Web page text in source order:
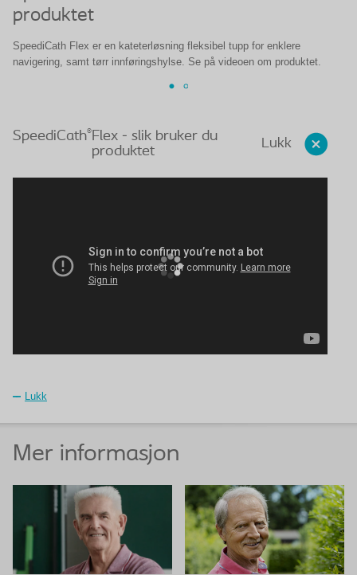
produktet
SpeediCath Flex er en kateterløsning fleksibel tupp for enklere
navigering, samt tørr innføringshylse. Se på videoen om produktet.
Lukk
SpeediCath® Flex - slik bruker du
produktet
Lukk
Mer informasjon